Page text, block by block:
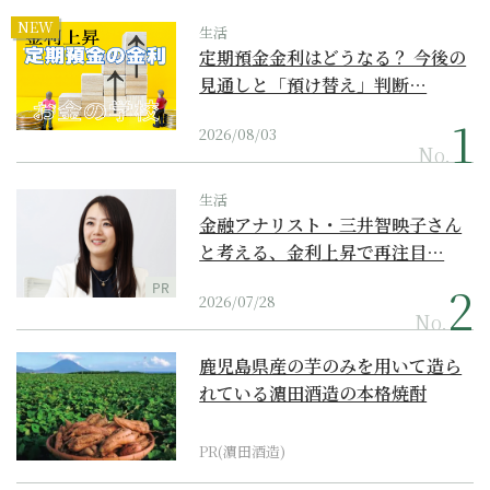
NEW 生活
定期預金金利はどうなる？ 今後の
見通しと「預け替え」判断…
2026/08/03
No.
PR
生活
金融アナリスト・三井智映子さん
と考える、金利上昇で再注目…
2026/07/28
No.
鹿児島県産の芋のみを用いて造ら
れている濵田酒造の本格焼酎
PR(濵田酒造)